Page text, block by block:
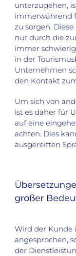
unterzugehen,
immerwährend
zu sorgen.
nur durch die
immer
in der
Unternehmen
den Kontakt
Um sich von
ist es daher für
auf eine
achten. Dies
ausgereiften
großer
Wird der Kunde
angesprochen,
der